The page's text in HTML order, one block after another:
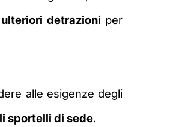
detrazioni per
alle esigenze degli
sportelli di sede.